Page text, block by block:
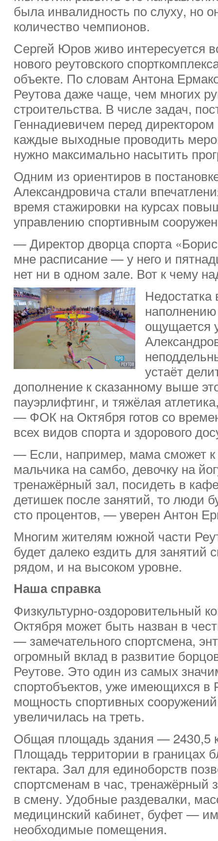
была инвалидность по слуху, но
количество чемпионов.
Сергей Юров живо интересуется
нового реутовского
объекте. По словам Антона
Реутова даже чаще, чем многих
строительства. В числе задач,
Геннадиевичем перед
каждые выходные проводить
нужно максимально насытить
Одним из ориентиров в
Александровича стали
время стажировки на курсах
управлению спортивным
— Директор дворца спорта
мне расписание — у него и
нет ни в одном зале. Вот к чему
Недостатка
ощущается
устаёт
дополнение к сказанному выше
пауэрлифтинг, и тяжёлая
— ФОК на Октября готов со
всех видов спорта и здорового
— Если, например, мама сможет к
мальчика на самбо, девочку на
тренажёрный зал, посидеть в
детишек после занятий, то люди
сто процентов, — уверен Антон
Многим жителям южной части
будет далеко ездить для занятий
рядом, и на высоком уровне.
Наша справка
Физкультурно-оздоровительный
Октября может быть назван в
— замечательного спортсмена,
огромный вклад в развитие
Реутове. Это один из самых
спортобъектов, уже имеющихся в
мощность спортивных
увеличилась на треть.
Общая площадь здания — 2430,5
Площадь территории в границах
гектара. Зал для единоборств
спортсменам в час, тренажёрный
в смену. Удобные раздевалки,
медицинский кабинет, буфет —
необходимые помещения.